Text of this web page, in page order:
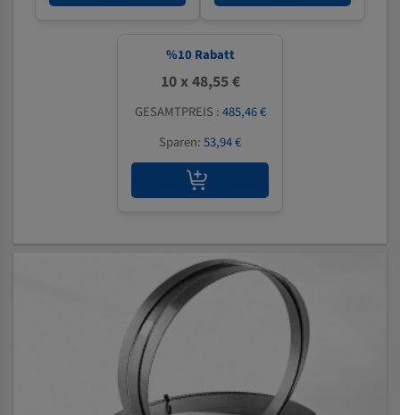
%10 Rabatt
10 x 48,55 €
GESAMTPREIS :485,46 €
Sparen:53,94 €